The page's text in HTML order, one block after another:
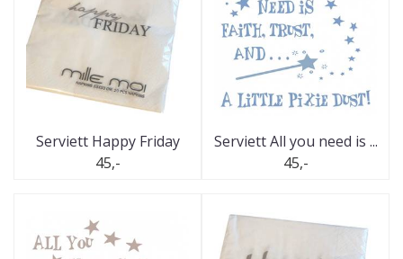
Serviett Happy Friday
45,-
Serviett All you need is ...
45,-